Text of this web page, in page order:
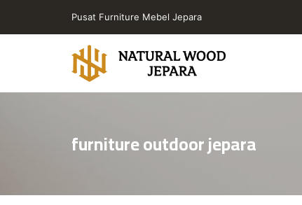
Pusat Furniture Mebel Jepara
Toko
Jepara
PT
furniture outdoor jepara